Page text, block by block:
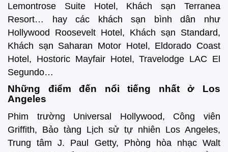
Lemontrose Suite Hotel, Khách sạn Terranea
Resort… hay các khách sạn bình dân như
Hollywood Roosevelt Hotel, Khách sạn Standard,
Khách sạn Saharan Motor Hotel, Eldorado Coast
Hotel, Hostoric Mayfair Hotel, Travelodge LAC El
Segundo…
Những điểm đến nổi tiếng nhất ở Los
Angeles
Phim trường Universal Hollywood, Công viên
Griffith, Bảo tàng Lịch sử tự nhiên Los Angeles,
Trung tâm J. Paul Getty, Phòng hòa nhạc Walt